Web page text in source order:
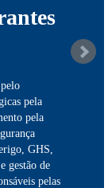
pela
pela
GHS,
gestão de
pelas